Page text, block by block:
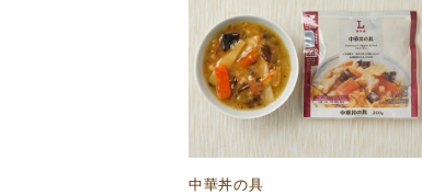
中華丼の具